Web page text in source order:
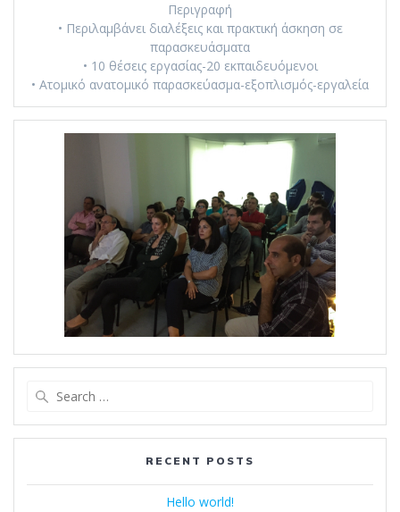
Περιγραφή
• Περιλαμβάνει διαλέξεις και πρακτική άσκηση σε
παρασκευάσματα
• 10 θέσεις εργασίας-20 εκπαιδευόμενοι
• Ατομικό ανατομικό παρασκεύασμα-εξοπλισμός-εργαλεία
RECENT POSTS
Hello world!